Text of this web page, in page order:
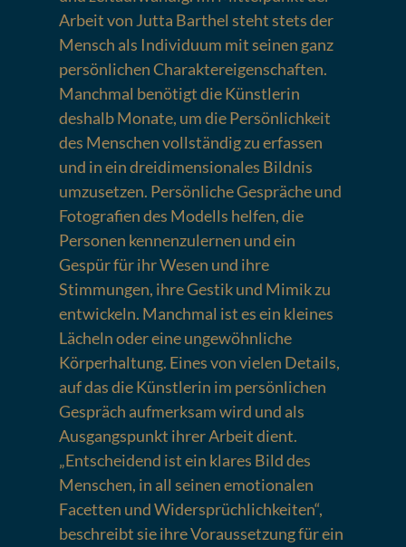
Arbeit von Jutta Barthel steht stets der
Mensch als Individuum mit seinen ganz
persönlichen Charaktereigenschaften.
Manchmal benötigt die Künstlerin
deshalb Monate, um die Persönlichkeit
des Menschen vollständig zu erfassen
und in ein dreidimensionales Bildnis
umzusetzen. Persönliche Gespräche und
Fotografien des Modells helfen, die
Personen kennenzulernen und ein
Gespür für ihr Wesen und ihre
Stimmungen, ihre Gestik und Mimik zu
entwickeln. Manchmal ist es ein kleines
Lächeln oder eine ungewöhnliche
Körperhaltung. Eines von vielen Details,
auf das die Künstlerin im persönlichen
Gespräch aufmerksam wird und als
Ausgangspunkt ihrer Arbeit dient.
„Entscheidend ist ein klares Bild des
Menschen, in all seinen emotionalen
Facetten und Widersprüchlichkeiten“,
beschreibt sie ihre Voraussetzung für ein